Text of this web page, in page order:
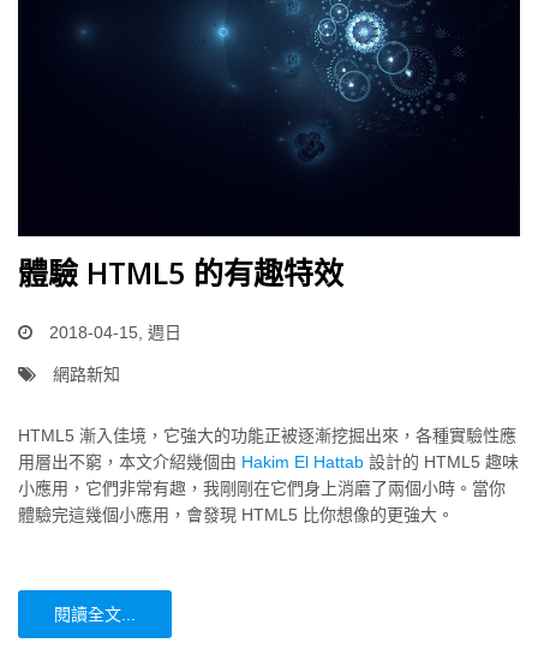
體驗 HTML5 的有趣特效
2018-04-15, 週日
網路新知
HTML5 漸入佳境，它強大的功能正被逐漸挖掘出來，各種實驗性應
用層出不窮，本文介紹幾個由 Hakim El Hattab 設計的 HTML5 趣味
小應用，它們非常有趣，我剛剛在它們身上消磨了兩個小時。當你
體驗完這幾個小應用，會發現 HTML5 比你想像的更強大。
閱讀全文...